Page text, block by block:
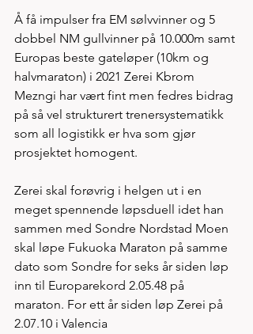
Å få impulser fra EM sølvvinner og 5
dobbel NM gullvinner på 10.000m samt
Europas beste gateløper (10km og
halvmaraton) i 2021 Zerei Kbrom
Mezngi har vært fint men fedres bidrag
på så vel strukturert trenersystematikk
som all logistikk er hva som gjør
prosjektet homogent.
Zerei skal forøvrig i helgen ut i en
meget spennende løpsduell idet han
sammen med Sondre Nordstad Moen
skal løpe Fukuoka Maraton på samme
dato som Sondre for seks år siden løp
inn til Europarekord 2.05.48 på
maraton. For ett år siden løp Zerei på
2.07.10 i Valencia